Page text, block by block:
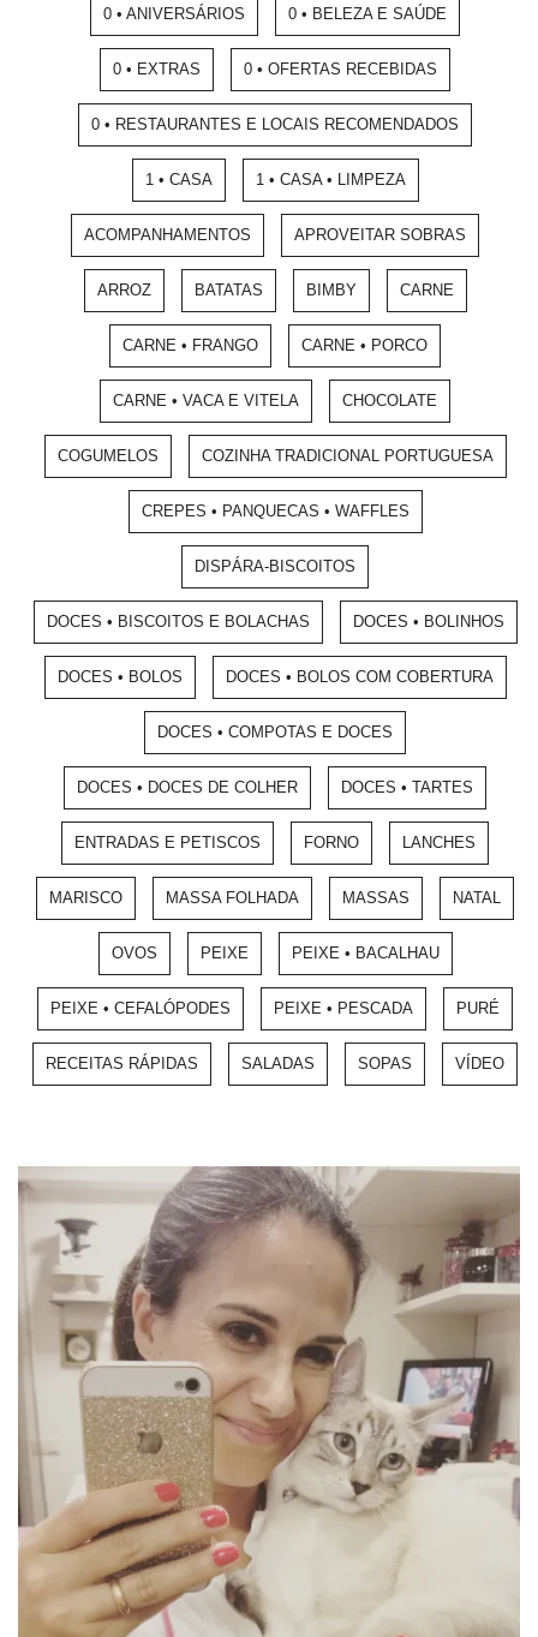
0 • ANIVERSÁRIOS 0 • BELEZA E SAÚDE
0 • EXTRAS 0 • OFERTAS RECEBIDAS
0 • RESTAURANTES E LOCAIS RECOMENDADOS
1 • CASA 1 • CASA • LIMPEZA
ACOMPANHAMENTOS APROVEITAR SOBRAS
ARROZ BATATAS BIMBY CARNE
CARNE • FRANGO CARNE • PORCO
CARNE • VACA E VITELA CHOCOLATE
COGUMELOS COZINHA TRADICIONAL PORTUGUESA
CREPES • PANQUECAS • WAFFLES
DISPÁRA-BISCOITOS
DOCES • BISCOITOS E BOLACHAS DOCES • BOLINHOS
DOCES • BOLOS DOCES • BOLOS COM COBERTURA
DOCES • COMPOTAS E DOCES
DOCES • DOCES DE COLHER DOCES • TARTES
ENTRADAS E PETISCOS FORNO LANCHES
MARISCO MASSA FOLHADA MASSAS NATAL
OVOS PEIXE PEIXE • BACALHAU
PEIXE • CEFALÓPODES PEIXE • PESCADA PURÉ
RECEITAS RÁPIDAS SALADAS SOPAS VÍDEO